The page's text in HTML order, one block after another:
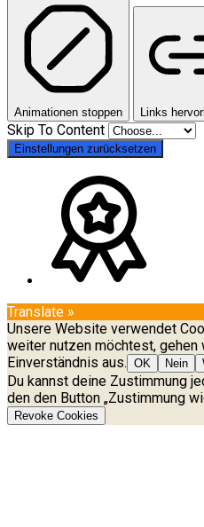
Animationen stoppen Links
Skip To Content
Einstellungen zurücksetzen
Translate »
Unsere Website verwendet
weiter nutzen möchtest, gehen
Einverständnis aus. OK Nein
Du kannst deine Zustimmung
den den Button „Zustimmung
Revoke Cookies